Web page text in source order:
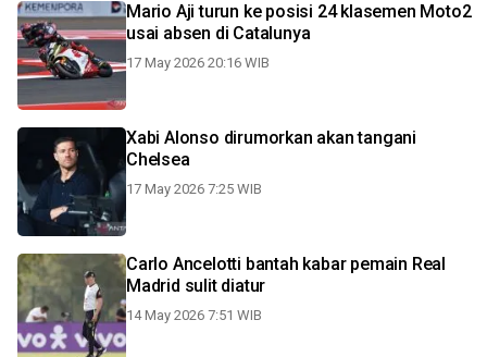
Mario Aji turun ke posisi 24 klasemen Moto2
usai absen di Catalunya
17 May 2026 20:16 WIB
Xabi Alonso dirumorkan akan tangani
Chelsea
17 May 2026 7:25 WIB
Carlo Ancelotti bantah kabar pemain Real
Madrid sulit diatur
14 May 2026 7:51 WIB